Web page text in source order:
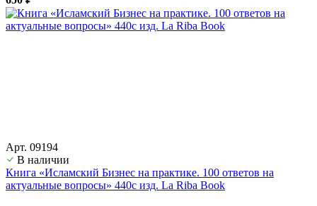
Арт. 09194
В наличии
Книга «Исламский Бизнес на практике. 100 ответов на
актуальные вопросы» 440с изд. La Riba Book